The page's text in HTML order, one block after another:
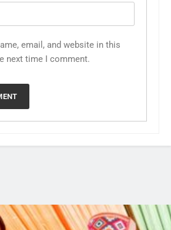
email, and website in this
next time I comment.